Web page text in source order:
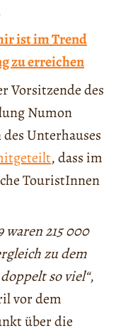
ist im Trend
zu erreichen
Vorsitzende des
Numon
Unterhauses
, dass im
TouristInnen
215 000
zu dem
so viel“,
vor dem
über die